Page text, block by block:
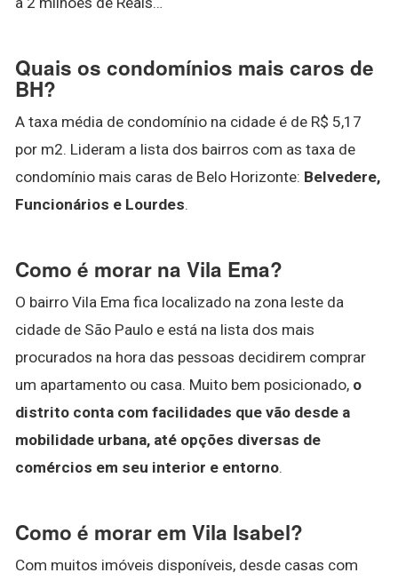
Quais os condomínios mais caros de
BH?
A taxa média de condomínio na cidade é de R$ 5,17
por m2. Lideram a lista dos bairros com as taxa de
condomínio mais caras de Belo Horizonte: Belvedere,
Funcionários e Lourdes.
Como é morar na Vila Ema?
O bairro Vila Ema fica localizado na zona leste da
cidade de São Paulo e está na lista dos mais
procurados na hora das pessoas decidirem comprar
um apartamento ou casa. Muito bem posicionado, o
distrito conta com facilidades que vão desde a
mobilidade urbana, até opções diversas de
comércios em seu interior e entorno.
Como é morar em Vila Isabel?
Com muitos imóveis disponíveis, desde casas com